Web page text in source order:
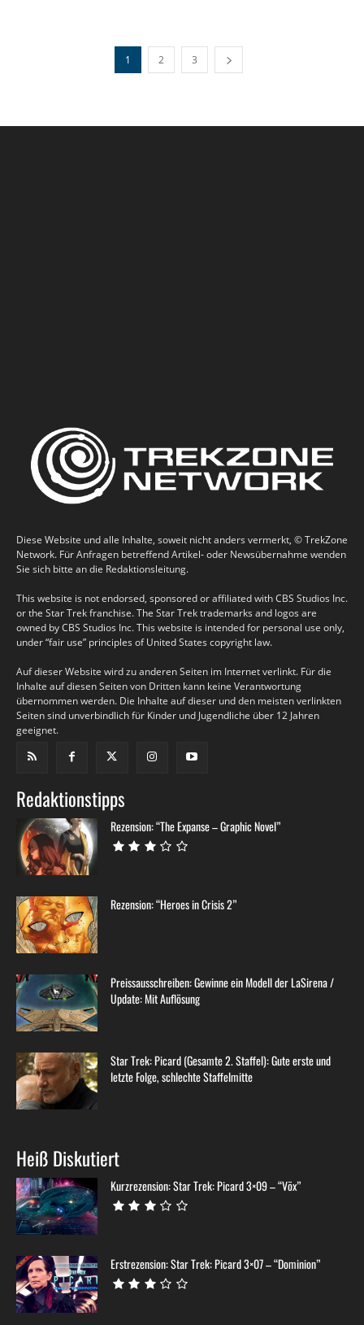
1 2 3
Diese Website und alle Inhalte, soweit nicht anders vermerkt, © TrekZone
Network. Für Anfragen betreffend Artikel- oder Newsübernahme wenden
Sie sich bitte an die Redaktionsleitung.
This website is not endorsed, sponsored or affiliated with CBS Studios Inc.
or the Star Trek franchise. The Star Trek trademarks and logos are
owned by CBS Studios Inc. This website is intended for personal use only,
under “fair use” principles of United States copyright law.
Auf dieser Website wird zu anderen Seiten im Internet verlinkt. Für die
Inhalte auf diesen Seiten von Dritten kann keine Verantwortung
übernommen werden. Die Inhalte auf dieser und den meisten verlinkten
Seiten sind unverbindlich für Kinder und Jugendliche über 12 Jahren
geeignet.
Redaktionstipps
Rezension: “The Expanse – Graphic Novel”
Rezension: “Heroes in Crisis 2”
Preissausschreiben: Gewinne ein Modell der LaSirena /
Update: Mit Auflösung
Star Trek: Picard (Gesamte 2. Staffel): Gute erste und
letzte Folge, schlechte Staffelmitte
Heiß Diskutiert
Kurzrezension: Star Trek: Picard 3×09 – “Võx”
Erstrezension: Star Trek: Picard 3×07 – “Dominion”